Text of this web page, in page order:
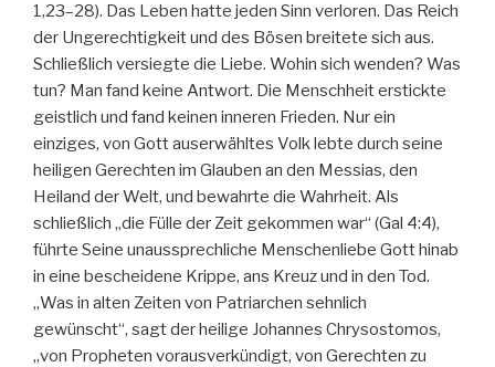
1,23–28). Das Leben hatte jeden Sinn verloren. Das Reich
der Ungerechtigkeit und des Bösen breitete sich aus.
Schließlich versiegte die Liebe. Wohin sich wenden? Was
tun? Man fand keine Antwort. Die Menschheit erstickte
geistlich und fand keinen inneren Frieden. Nur ein
einziges, von Gott auserwähltes Volk lebte durch seine
heiligen Gerechten im Glauben an den Messias, den
Heiland der Welt, und bewahrte die Wahrheit. Als
schließlich „die Fülle der Zeit gekommen war“ (Gal 4:4),
führte Seine unaussprechliche Menschenliebe Gott hinab
in eine bescheidene Krippe, ans Kreuz und in den Tod.
„Was in alten Zeiten von Patriarchen sehnlich
gewünscht“, sagt der heilige Johannes Chrysostomos,
„von Propheten vorausverkündigt, von Gerechten zu